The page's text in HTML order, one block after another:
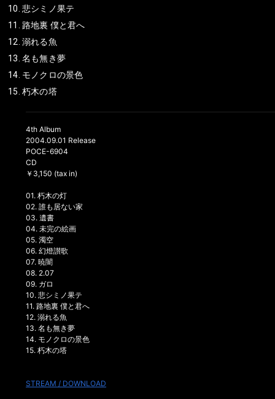
悲シミノ果テ
路地裏 僕と君へ
溺れる魚
名も無き夢
モノクロの景色
朽木の塔
4th Album
2004.09.01 Release
POCE-6904
CD
￥3,150 (tax in)
01. 朽木の灯
02. 誰も居ない家
03. 遺書
04. 未完の絵画
05. 濁空
06. 幻燈讃歌
07. 暁闇
08. 2.07
09. ガロ
10. 悲シミノ果テ
11. 路地裏 僕と君へ
12. 溺れる魚
13. 名も無き夢
14. モノクロの景色
15. 朽木の塔
STREAM / DOWNLOAD